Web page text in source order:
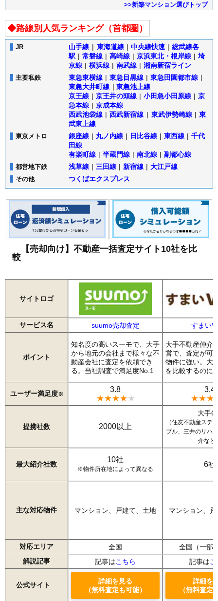
>>新築マンション選びトップ
◆路線別人気ランキング（首都圏）
JR 山手線 | 東海道線 | 中央線快速 | 総武線各
駅 | 常磐線 | 高崎線 | 京浜東北・根岸線 | 埼
京線 | 横浜線 | 南武線 | 湘南新宿ライン
主要私鉄 東急東横線 | 東急目黒線 | 東急田園都市線 |
東急大井町線 | 東急池上線
京王線 | 京王井の頭線 | 小田急小田原線 | 京
急本線 | 京成本線
西武池袋線 | 西武新宿線 | 東武伊勢崎線 | 東
武東上線
東京メトロ 銀座線 | 丸ノ内線 | 日比谷線 | 東西線 | 千代
田線
有楽町線 | 半蔵門線 | 南北線 | 副都心線
都営地下鉄 浅草線 | 三田線 | 新宿線 | 大江戸線
その他 つくばエクスプレス
【売却向け】不動産一括査定サイト10社を比
較
サイトロゴ
サービス名 suumo売却査定 すまい
ポイント
知名度の高いスーモで、大手
から地元の会社まで様々な不
動産会社に査定を依頼でき
る。当社調査で満足度No.1
大手不動産仲介
営で、査定が可
物件に強い。大
を比較するのに
ユーザー満足度※
3.8
★★★★★
3.4
★★★
提携社数 2000以上
大手6
（住友不動産ステ
ブル、三井のリハ
介など
最大紹介社数
10社
※物件所在地によって異なる
6社
主な対応物件 マンション、戸建て、土地 マンション、
対応エリア 全国
全国（一部
解説記事
記事はこちら 記事は
公式サイト
詳細を見る
（無料査定も可能）
詳細を
（無料査定